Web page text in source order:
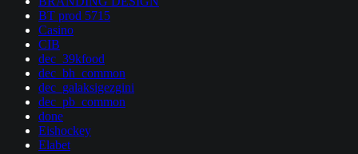
BT prod 5715
Casino
CIB
dec_39kfood
dec_bh_common
dec_galaksigezgini
dec_pb_common
done
Eishockey
Elabet